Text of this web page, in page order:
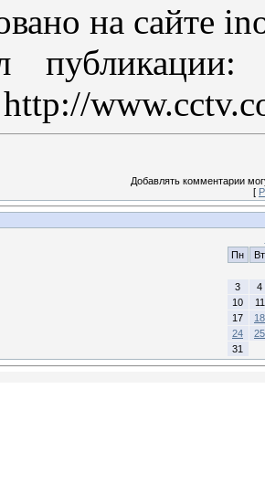
на сайте
публикации:
http://
Добавлять комментарии
[
Пн
Вт
3
4
10
11
17
18
24
25
31